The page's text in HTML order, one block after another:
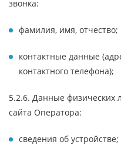
звонка:
фамилия, имя, отчество;
контактные данные
контактного телефона);
5.2.6. Данные физических
сайта Оператора:
сведения об устройстве;